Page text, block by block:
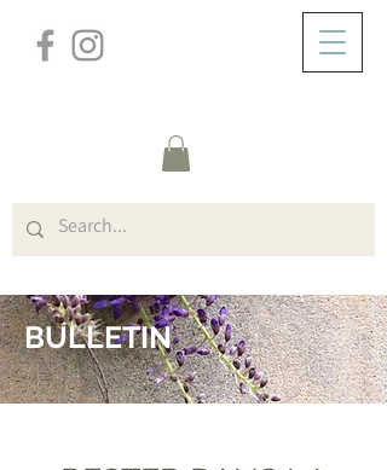
BULLETIN